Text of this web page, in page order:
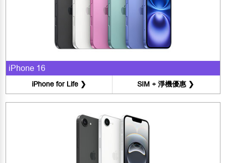
iPhone 16
iPhone for Life ❯ SIM + 淨機優惠 ❯